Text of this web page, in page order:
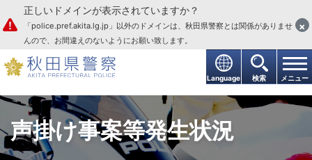
本文へ
Language 検索 メニュー
正しいドメインが表示されていますか？
「police.pref.akita.lg.jp」以外のドメインは、秋田県警察とは関係がありませ
んので、お間違えのないようにお願い致します。
×
声掛け事案等発生状況